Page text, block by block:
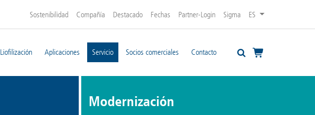
Sostenibilidad Compañía Destacado Fechas Partner-Login Sigma ES
Liofilización Aplicaciones Servicio Socios comerciales Contacto
Modernización